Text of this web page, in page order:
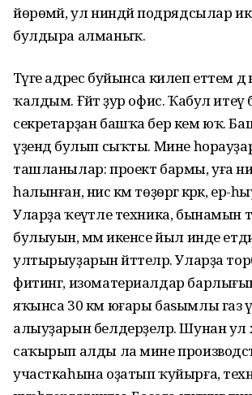
йөрөмәй, ул ниндәй подрядсылар
булдыра алманыҡ.
Тәүге адрес буйынса килеп еттем
ҡалдым. Ғәйәт ҙур офис. Ҡабул итеү
секретарҙан башҡа бер кем юҡ.
үҙендә булып сыҡты. Мине
ташланылар: проект бармы, уға
һалынған, нисә км төҙөргә кәрәк, ер-
Уларҙа ҡеүәтле техника, бынамын
булыуын, әммә икенсе йыл инде
ултырыуҙарын әйттеләр. Уларҙа
фитинг, изоматериалдар
яҡынса 30 км юғары баѕымлы газ
алыуҙарын белдерҙеләр. Шунан ул
саҡырып алды ла мине
участкаһына оҙатып ҡуйырға,